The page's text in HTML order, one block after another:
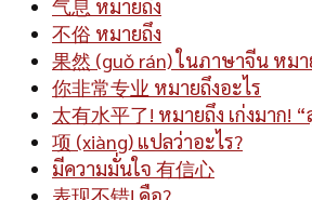
气息 หมายถึง
不俗 หมายถึง
果然 (guǒ rán) ในภาษาจีน หมา
你非常专业 หมายถึงอะไร
太有水平了! หมายถึง เก่งมาก!
项 (xiàng) แปลว่าอะไร?
มีความมั่นใจ 有信心
表现不错! คือ?